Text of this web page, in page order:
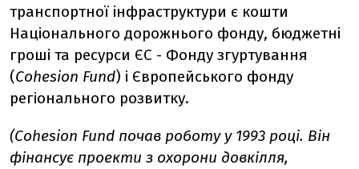
транспортної інфраструктури є кошти
Національного дорожнього фонду, бюджетні
гроші та ресурси ЄС - Фонду згуртування
(Cohesion Fund) і Європейського фонду
регіонального розвитку.
(Cohesion Fund почав роботу у 1993 році. Він
фінансує проекти з охорони довкілля,